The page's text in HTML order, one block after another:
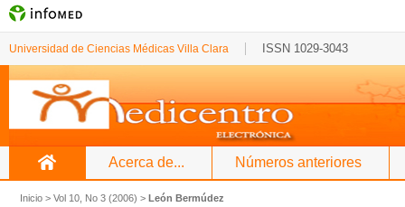
Universidad de Ciencias Médicas Villa Clara ISSN 1029-3043
Acerca de... Números anteriores
Inicio > Vol 10, No 3 (2006) > León Bermúdez